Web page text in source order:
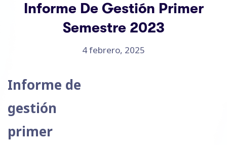
Informe De Gestión Primer
Semestre 2023
4 febrero, 2025
Informe de
gestión
primer